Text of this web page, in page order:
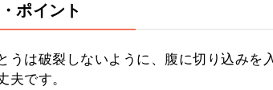
ポイント
うは破裂しないように、腹に切り込みを
夫です。